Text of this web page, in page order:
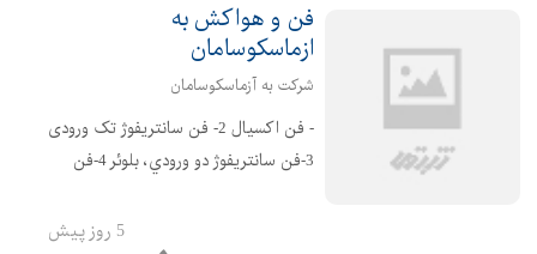
فن و هواکش به
ازماسکوسامان
شرکت به آزماسکوسامان
- فن اکسیال 2- فن سانتریفوژ تک ورودی
3-فن سانتريفوژ دو ورودي، بلوئر 4-فن
اسيدPVC 6-فن سقفي 7- فن بين كانالي
5 روز پیش